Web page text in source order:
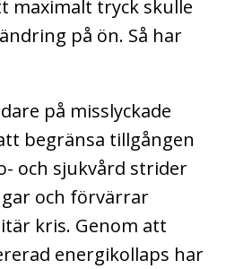
maximalt tryck skulle
på ön. Så har
på misslyckade
begränsa tillgången
och sjukvård strider
och förvärrar
kris. Genom att
energikollaps har